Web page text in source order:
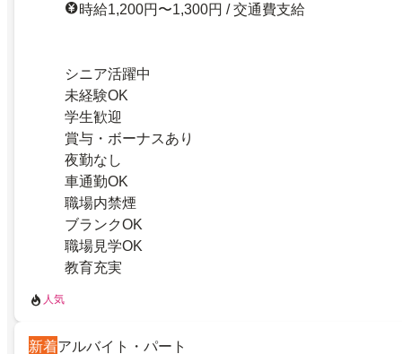
時給1,200円〜1,300円 / 交通費支給
シニア活躍中
未経験OK
学生歓迎
賞与・ボーナスあり
夜勤なし
車通勤OK
職場内禁煙
ブランクOK
職場見学OK
教育充実
人気
新着アルバイト・パート